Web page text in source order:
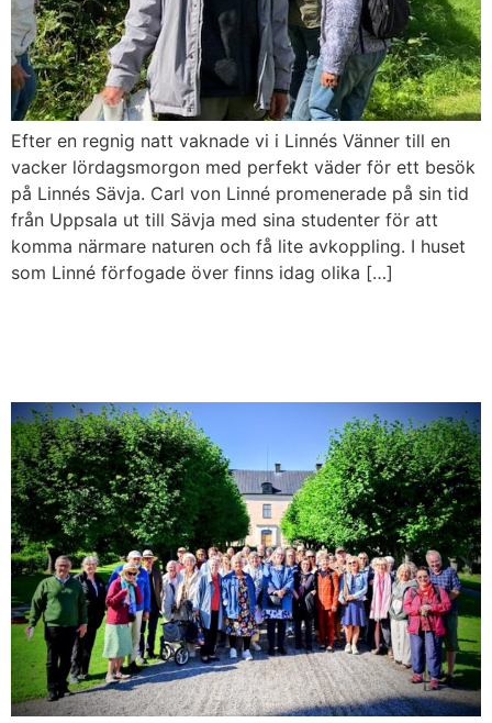
Efter en regnig natt vaknade vi i Linnés Vänner till en
vacker lördagsmorgon med perfekt väder för ett besök
på Linnés Sävja. Carl von Linné promenerade på sin tid
från Uppsala ut till Sävja med sina studenter för att
komma närmare naturen och få lite avkoppling. I huset
som Linné förfogade över finns idag olika […]